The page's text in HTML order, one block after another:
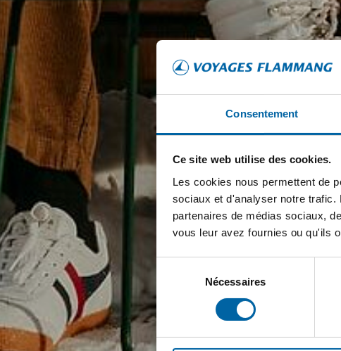
Consentement
Ce site web utilise des cookies.
Les cookies nous permettent de
sociaux et d'analyser notre trafic.
partenaires de médias sociaux,
vous leur avez fournies ou qu'ils
consentement
Nécessaires